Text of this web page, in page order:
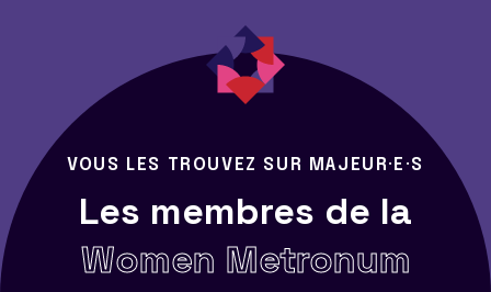
VOUS LES TROUVEZ SUR MAJEUR·E·S
Les membres de la
Women Metronum